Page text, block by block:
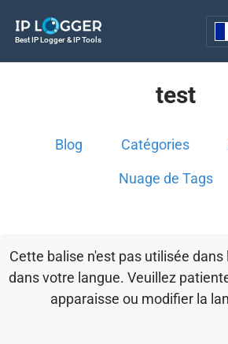
Best IP Logger & IP Tools
test
Blog Catégories
Nuage de Tags